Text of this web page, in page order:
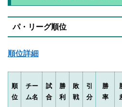
パ・リーグ順位
順位詳細
順
位
チー
ム名
試
合
勝
利
敗
戦
引
分
勝
率